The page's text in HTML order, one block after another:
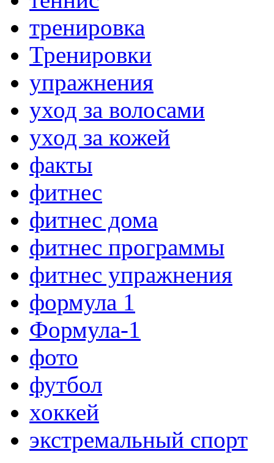
тренировка
Тренировки
упражнения
уход за волосами
уход за кожей
факты
фитнес
фитнес дома
фитнес программы
фитнес упражнения
формула 1
Формула-1
фото
футбол
хоккей
экстремальный спорт